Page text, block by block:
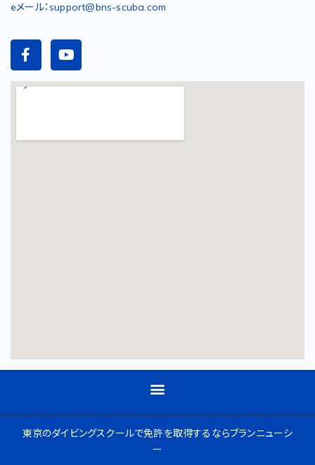
eメール：support@bns-scuba.com
東京のダイビングスクールで免許を取得するならブランニューシ
ー